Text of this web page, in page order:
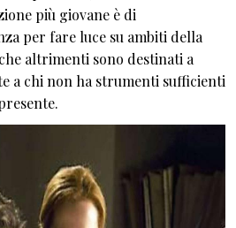
più giovane è di
per fare luce su ambiti della
altrimenti sono destinati a
a chi non ha strumenti sufficienti